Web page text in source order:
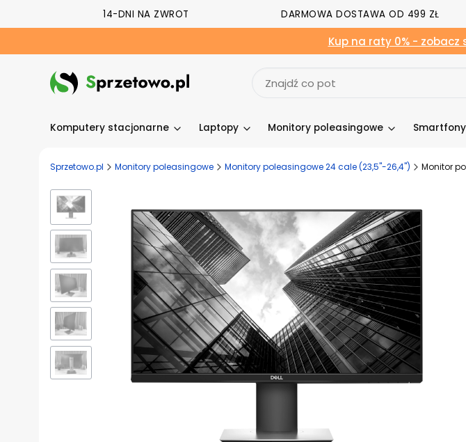
14-DNI NA ZWROT DARMOWA DOSTAWA OD 499 ZŁ
Kup na raty 0% - zobacz
Komputery stacjonarne Laptopy Monitory poleasingowe
Sprzetowo.pl Monitory poleasingowe Monitory poleasingowe 24 cale (23,5"-26,4") Monitor